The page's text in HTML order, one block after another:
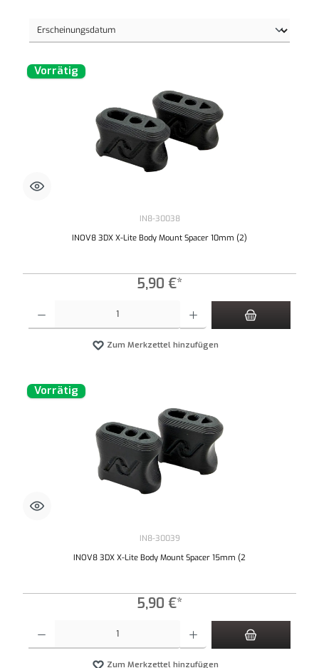
Vorrätig
IN8-30038
INOV8 3DX X-Lite Body Mount Spacer 10mm (2)
5,90 €*
Zum Merkzettel hinzufügen
Vorrätig
IN8-30039
INOV8 3DX X-Lite Body Mount Spacer 15mm (2
5,90 €*
Zum Merkzettel hinzufügen